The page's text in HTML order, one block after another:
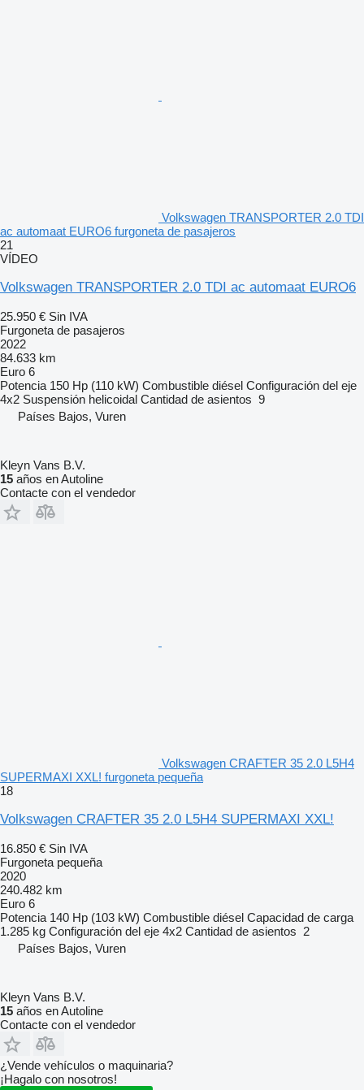
Volkswagen TRANSPORTER 2.0 TDI
ac automaat EURO6 furgoneta de pasajeros
21
VÍDEO
Volkswagen TRANSPORTER 2.0 TDI ac automaat EURO6
25.950 € Sin IVA
Furgoneta de pasajeros
2022
84.633 km
Euro 6
Potencia 150 Hp (110 kW) Combustible diésel Configuración del eje
4x2 Suspensión helicoidal Cantidad de asientos 9
Países Bajos, Vuren
Kleyn Vans B.V.
15 años en Autoline
Contacte con el vendedor
Volkswagen CRAFTER 35 2.0 L5H4
SUPERMAXI XXL! furgoneta pequeña
18
Volkswagen CRAFTER 35 2.0 L5H4 SUPERMAXI XXL!
16.850 € Sin IVA
Furgoneta pequeña
2020
240.482 km
Euro 6
Potencia 140 Hp (103 kW) Combustible diésel Capacidad de carga
1.285 kg Configuración del eje 4x2 Cantidad de asientos 2
Países Bajos, Vuren
Kleyn Vans B.V.
15 años en Autoline
Contacte con el vendedor
¿Vende vehículos o maquinaria?
¡Hagalo con nosotros!